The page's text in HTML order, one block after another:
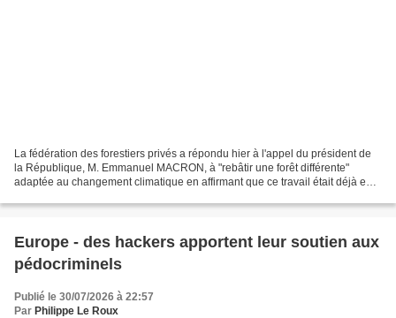
La fédération des forestiers privés a répondu hier à l'appel du président de
la République, M. Emmanuel MACRON, à "rebâtir une forêt différente"
adaptée au changement climatique en affirmant que ce travail était déjà en
Europe - des hackers apportent leur soutien aux
pédocriminels
Publié le 30/07/2026 à 22:57
Par Philippe Le Roux